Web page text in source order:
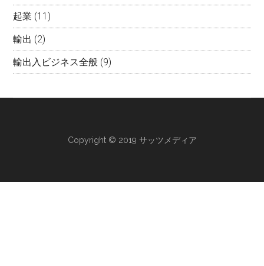
起業 (11)
輸出 (2)
輸出入ビジネス全般 (9)
Copyright © 2019 サッツメディア